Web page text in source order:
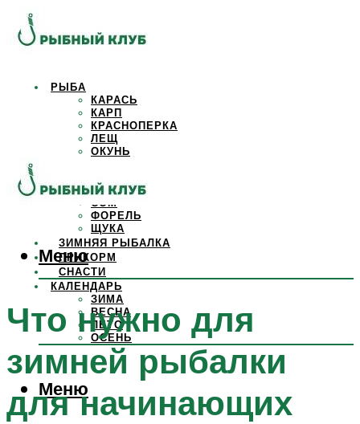
РЫБА
КАРАСЬ
КАРП
КРАСНОПЕРКА
ЛЕЩ
ОКУНЬ
САЗАН
СОМ
ФОРЕЛЬ
ЩУКА
ЗИМНЯЯ РЫБАЛКА
ПРИКОРМ
СНАСТИ
КАЛЕНДАРЬ
ЗИМА
ВЕСНА
ЛЕТО
ОСЕНЬ
Меню
Меню
Что нужно для
зимней рыбалки
для начинающих